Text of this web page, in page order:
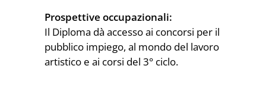
Prospettive occupazionali:
Il Diploma dà accesso ai concorsi per il
pubblico impiego, al mondo del lavoro
artistico e ai corsi del 3° ciclo.